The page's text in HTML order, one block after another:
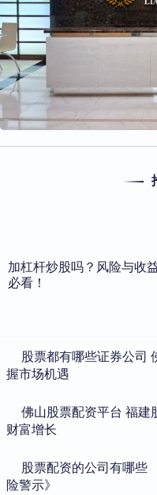
加杠杆炒股吗？风险与收
必看！
股票都有哪些证券公司
握市场机遇
佛山股票配资平台 福建
财富增长
股票配资的公司有哪些
险警示》